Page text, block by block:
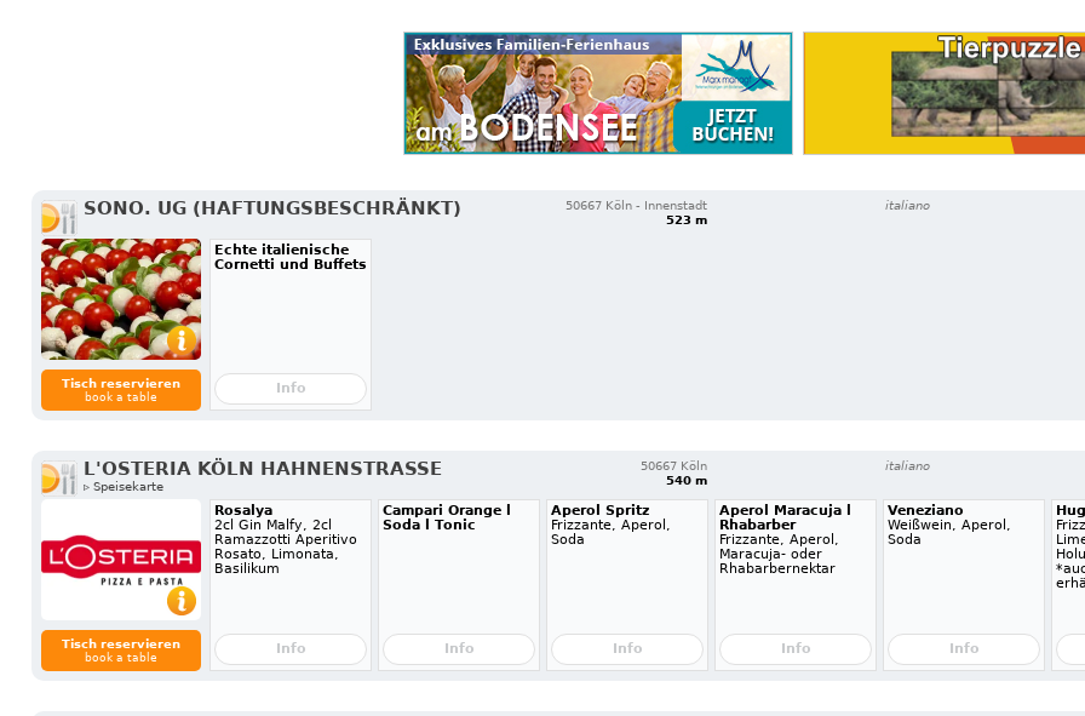
SONO. UG (HAFTUNGSBESCHRÄNKT)
50667 Köln - Innenstadt
523 m
italiano
Tisch reservieren
book a table
Echte italienische
Cornetti und Buffets
Info
L'OSTERIA KÖLN HAHNENSTRASSE
▹ Speisekarte
50667 Köln
540 m
italiano
Tisch reservieren
book a table
Rosalya
2cl Gin Malfy, 2cl
Ramazzotti Aperitivo
Rosato, Limonata,
Basilikum
Info
Campari Orange l
Soda l Tonic
Info
Aperol Spritz
Frizzante, Aperol,
Soda
Info
Aperol Maracuja l
Rhabarber
Frizzante, Aperol,
Maracuja- oder
Rhabarbernektar
Info
Veneziano
Weißwein, Aperol,
Soda
Info